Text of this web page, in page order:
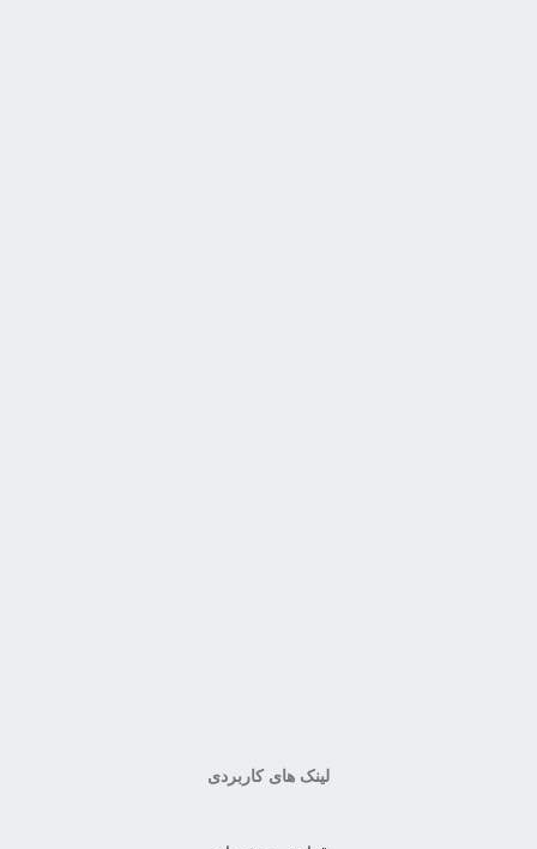
لینک های کاربردی